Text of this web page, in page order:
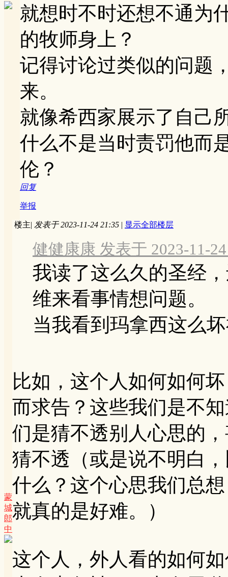
就想时不时还想不通为
的牧师身上？
记得讨论过类似的问题
来。
就像希西家展示了自己
什么不是当时责罚他而
伦？
回复
举报
蒙
城
郎
中
楼主| 发表于 2023-11-24 21:35 | 显示全部楼层
健健康康 发表于 2023-11-
我读了这么久的圣经
维来看事情想问题。
当我看到玛拿西这么
比如，这个人如何如何
而求告？这些我们是不
们是猜不透别人心思的
猜不透（或是说不明白
什么？这个心思我们总
就真的是好难。）
这个人，外人看的如何